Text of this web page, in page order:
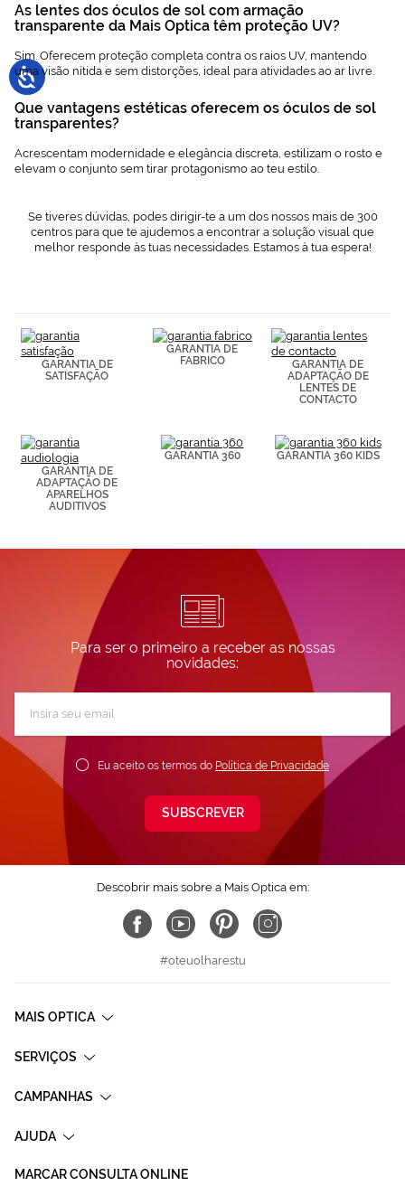
As lentes dos óculos de sol com armação
transparente da Mais Optica têm proteção UV?
Sim. Oferecem proteção completa contra os raios UV, mantendo
uma visão nítida e sem distorções, ideal para atividades ao ar livre.
Que vantagens estéticas oferecem os óculos de sol
transparentes?
Acrescentam modernidade e elegância discreta, estilizam o rosto e
elevam o conjunto sem tirar protagonismo ao teu estilo.
Se tiveres dúvidas, podes dirigir-te a um dos nossos mais de 300
centros para que te ajudemos a encontrar a solução visual que
melhor responde às tuas necessidades. Estamos à tua espera!
GARANTIA DE
SATISFAÇÃO
GARANTIA DE
FABRICO
GARANTIA DE
ADAPTAÇÃO DE
LENTES DE
CONTACTO
GARANTIA DE
ADAPTAÇÃO DE
APARELHOS
AUDITIVOS
GARANTIA 360 GARANTIA 360 KIDS
Para ser o primeiro a receber as nossas
novidades:
Newsletter:
Eu aceito os termos do Política de Privacidade
SUBSCREVER
Descobrir mais sobre a Mais Optica em:
#oteuolharestu
MAIS OPTICA
SERVIÇOS
CAMPANHAS
AJUDA
MARCAR CONSULTA ONLINE